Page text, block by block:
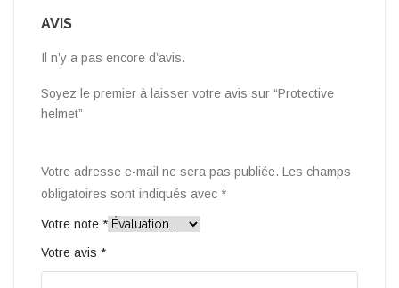
AVIS
Il n’y a pas encore d’avis.
Soyez le premier à laisser votre avis sur “Protective
helmet”
Votre adresse e-mail ne sera pas publiée. Les champs
obligatoires sont indiqués avec *
Votre note *
Votre avis *